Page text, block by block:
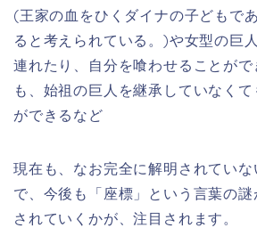
(王家の血をひくダイナの子どもで
ると考えられている。)や女型の巨
連れたり、自分を喰わせることがで
も、始祖の巨人を継承していなく
ができるなど
現在も、なお完全に解明されてい
で、今後も「座標」という言葉の
されていくかが、注目されます。